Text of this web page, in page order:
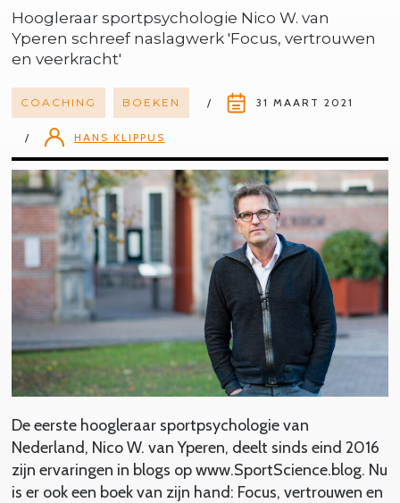
Hoogleraar sportpsychologie Nico W. van
Yperen schreef naslagwerk 'Focus, vertrouwen
en veerkracht'
COACHING BOEKEN 31 MAART 2021
HANS KLIPPUS
De eerste hoogleraar sportpsychologie van
Nederland, Nico W. van Yperen, deelt sinds eind 2016
zijn ervaringen in blogs op www.SportScience.blog. Nu
is er ook een boek van zijn hand: Focus, vertrouwen en